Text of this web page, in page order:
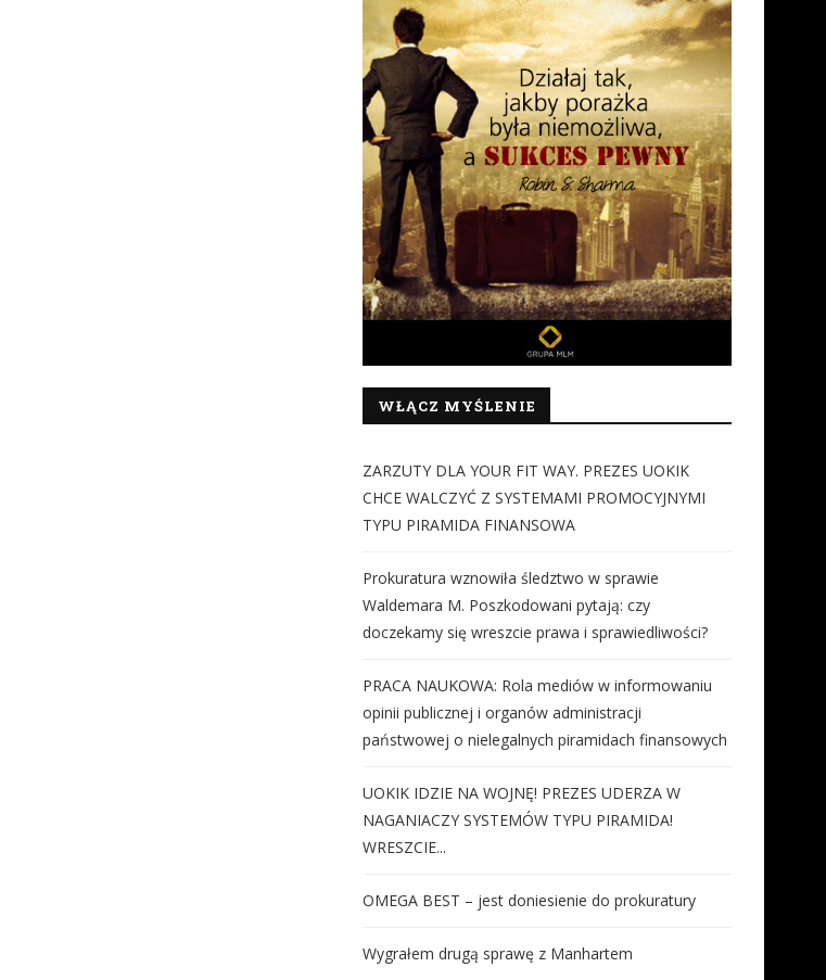
WŁĄCZ MYŚLENIE
ZARZUTY DLA YOUR FIT WAY. PREZES UOKIK
CHCE WALCZYĆ Z SYSTEMAMI PROMOCYJNYMI
TYPU PIRAMIDA FINANSOWA
Prokuratura wznowiła śledztwo w sprawie
Waldemara M. Poszkodowani pytają: czy
doczekamy się wreszcie prawa i sprawiedliwości?
PRACA NAUKOWA: Rola mediów w informowaniu
opinii publicznej i organów administracji
państwowej o nielegalnych piramidach finansowych
UOKIK IDZIE NA WOJNĘ! PREZES UDERZA W
NAGANIACZY SYSTEMÓW TYPU PIRAMIDA!
WRESZCIE...
OMEGA BEST – jest doniesienie do prokuratury
Wygrałem drugą sprawę z Manhartem